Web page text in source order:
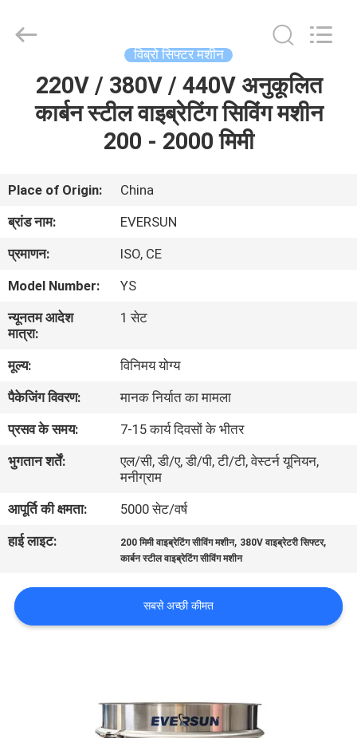
वीआर
दिखाएँ
हमारे
बारे
में
कारखाना
भ्रमण
गुणवत्ता
संपर्क
एक
विब्रो सिफ्टर मशीन
220V / 380V / 440V अनुकूलित
कार्बन स्टील वाइब्रेटिंग सिविंग मशीन
200 - 2000 मिमी
Place of Origin:
China
ब्रांड नाम:
EVERSUN
प्रमाणन:
ISO, CE
Model Number:
YS
न्यूनतम आदेश
मात्रा:
1 सेट
मूल्य:
विनिमय योग्य
पैकेजिंग विवरण:
मानक निर्यात का मामला
प्रसव के समय:
7-15 कार्य दिवसों के भीतर
भुगतान शर्तें:
एल/सी, डी/ए, डी/पी, टी/टी, वेस्टर्न यूनियन,
मनीग्राम
आपूर्ति की क्षमता:
5000 सेट/वर्ष
हाई लाइट:
200 मिमी वाइब्रेटिंग सीविंग मशीन, 380V वाइब्रेटरी सिफ्टर,
कार्बन स्टील वाइब्रेटिंग सीविंग मशीन
सबसे अच्छी कीमत